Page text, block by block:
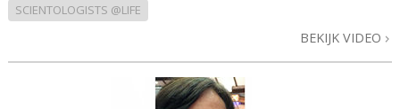
SCIENTOLOGISTS @LIFE
BEKIJK VIDEO